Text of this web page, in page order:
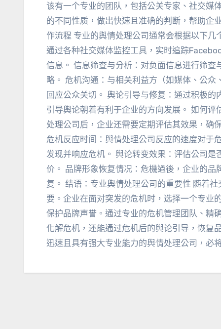
该有一个专业的团队 ， 包括公关专家 、 社交媒
的不同性质 ， 做出快速且准确的判断 ， 帮助企
作流程 专业的舆情处理公司通常会根据以下
通过各种社交媒体监控工具 ， 实时追踪
信息 。 信息筛查与分析 ： 对负面信息进行筛查
略 。 危机沟通 ： 与相关利益方（如媒体 、 公众
回应公众关切 。 舆论引导与修复 ： 通过积极的
引导舆论朝着有利于企业的方向发展 。 如何评
处理公司后 ， 企业还需要定期评估其效果 ， 确
危机反应时间 ： 舆情处理公司反应的速度对于
发现并响应危机 。 舆论转变效果 ： 评估公司是
价 。 品牌形象恢复情况 ：危機過後， 企业的品
复 。 结语 ： 专业舆情处理公司的重要性 随着
要 。 企业在面对突发的危机时 ， 选择一个专业
保护品牌声誉 。 通过专业的危机管理团队 、 精
化解危机 ， 还能通过危机后的舆论引导 ， 恢复
迅速且具有强大专业能力的舆情处理公司 ， 必